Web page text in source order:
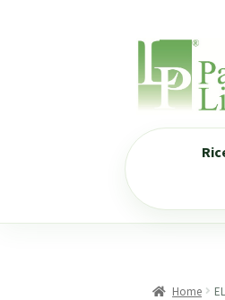
Vai
alla
navigazione
Vai
contenuto
Home